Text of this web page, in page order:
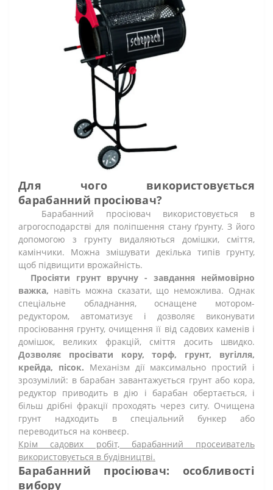
Для чого використовується
барабанний просіювач?
Барабанний просіювач використовується в
агрогосподарстві для поліпшення стану ґрунту. З його
допомогою з грунту видаляються домішки, сміття,
камінчики. Можна змішувати декілька типів грунту,
щоб підвищити врожайність.
Просіяти грунт вручну - завдання неймовірно
важка, навіть можна сказати, що неможлива. Однак
спеціальне обладнання, оснащене мотором-
редуктором, автоматизує і дозволяє виконувати
просіювання грунту, очищення її від садових каменів і
домішок, великих фракцій, сміття досить швидко.
Дозволяє просівати кору, торф, грунт, вугілля,
крейда, пісок. Механізм дії максимально простий і
зрозумілий: в барабан завантажується грунт або кора,
редуктор приводить в дію і барабан обертається, і
більш дрібні фракції проходять через ситу. Очищена
грунт надходить в спеціальний бункер або
переводиться на конвеєр.
Крім садових робіт, барабанний просеиватель
використовується в будівництві.
Барабанний просіювач: особливості
вибору